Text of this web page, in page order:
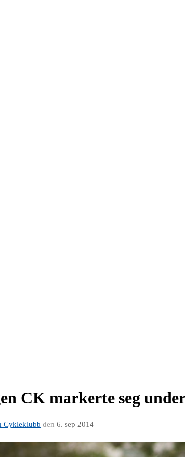
CK markerte seg
Cykleklubb den 6. sep 2014